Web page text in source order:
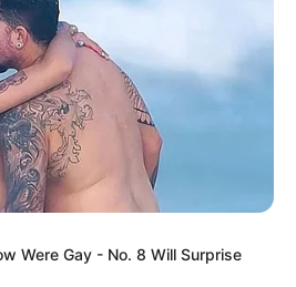
Were Gay - No. 8 Will Surprise